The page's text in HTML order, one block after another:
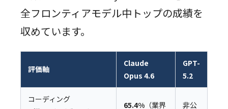
全フロンティアモデル中トップの成績を
収めています。
評価軸
Claude
Opus 4.6
GPT-
5.2
コーディング
65.4% （業界
非公